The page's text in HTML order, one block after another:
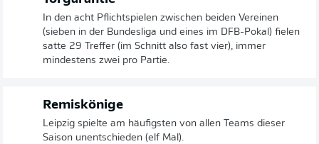
In den acht Pflichtspielen zwischen beiden Vereinen
(sieben in der Bundesliga und eines im DFB-Pokal) fielen
satte 29 Treffer (im Schnitt also fast vier), immer
mindestens zwei pro Partie.
Remiskönige
Leipzig spielte am häufigsten von allen Teams dieser
Saison unentschieden (elf Mal).